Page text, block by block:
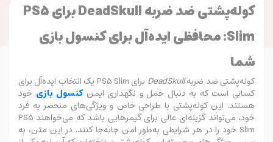
کوله‌پشتی ضد ضربه DeadSkull برای PS5
Slim: محافظی ایده‌آل برای کنسول بازی
شما
کوله‌پشتی ضد ضربهDeadSkull
برای PS5 Slim یک انتخاب ایده‌آل برای
کسانی است که به دنبال حمل و نگهداری ایمنکنسول بازی خود
هستند. این کوله‌پشتی با طراحی خاص و ویژگی‌های منحصر به فرد
خود، می‌تواند گزینه‌ای عالی برای گیمرهایی باشد که می‌خواهند PS5
Slim خود را در هر شرایطی به‌طور امن جابه‌جا کنند. در این متن، به